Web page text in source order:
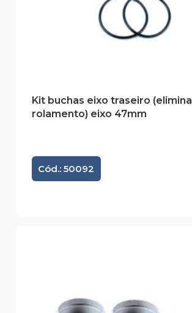
Kit buchas eixo traseiro (elimina
rolamento) eixo 47mm
Cód.: 50092